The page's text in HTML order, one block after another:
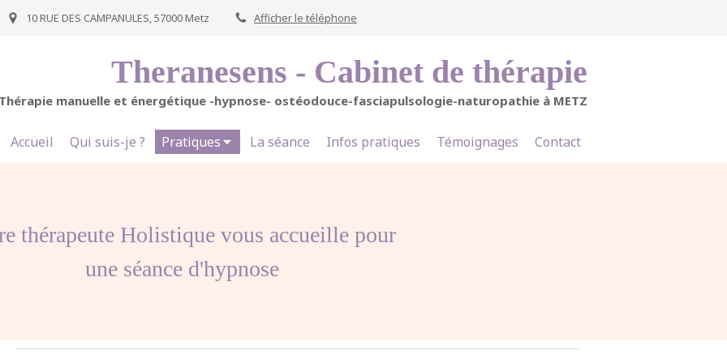
10 RUE DES CAMPANULES, 57000 Metz Afficher le téléphone
Theranesens - Cabinet de thérapie
manuelle et énergétique -hypnose- ostéodouce-fasciapulsologie-naturopathie à METZ
Accueil Qui suis-je ? Pratiques La séance Infos pratiques Témoignages Contact
thérapeute Holistique vous accueille pour
une séance d'hypnose